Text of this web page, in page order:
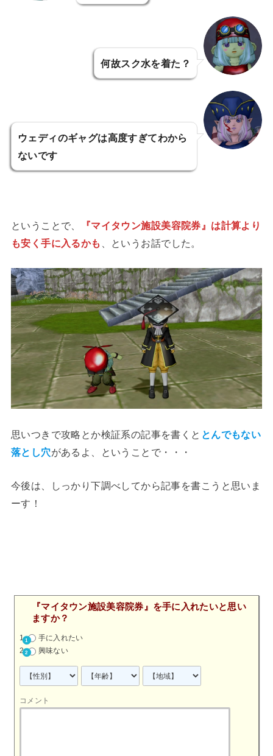
何故スク水を着た？
ウェディのギャグは高度すぎてわから
ないです
ということで、
『マイタウン施設美容院券』は計算より
も安く手に入るかも 、というお話でした。
思いつきで攻略とか検証系の記事を書くと とんでもない
落とし穴があるよ、ということで・・・
今後は、しっかり下調べしてから記事を書こうと思いま
ーす！
『マイタウン施設美容院券』を手に入れたいと思い
ますか？
手に入れたい
興味ない
コメント